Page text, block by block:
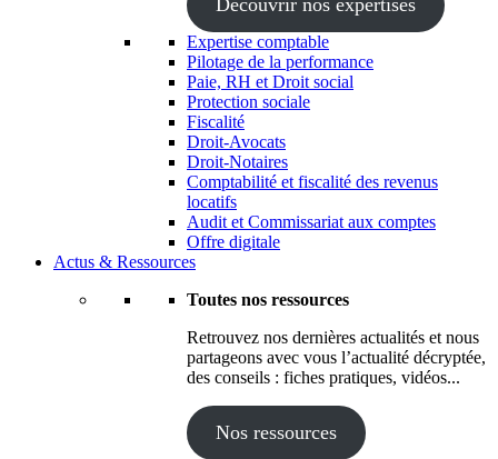
Découvrir nos expertises
Expertise comptable
Pilotage de la performance
Paie, RH et Droit social
Protection sociale
Fiscalité
Droit-Avocats
Droit-Notaires
Comptabilité et fiscalité des revenus
locatifs
Audit et Commissariat aux comptes
Offre digitale
Actus & Ressources
Toutes nos ressources
Retrouvez nos dernières actualités et nous
partageons avec vous l’actualité décryptée,
des conseils : fiches pratiques, vidéos...
Nos ressources